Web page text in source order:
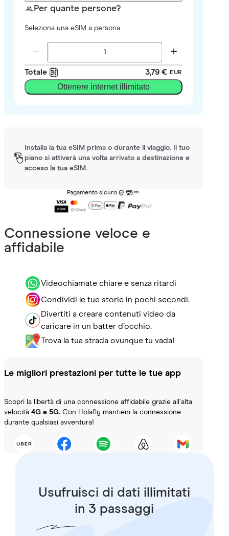
Per quante persone?
Seleziona una eSIM a persona
Totale 3,79 € EUR
Ottenere internet illimitato
Installa la tua eSIM prima o durante il viaggio. Il tuo
piano si attiverà una volta arrivato a destinazione e
acceso la tua eSIM.
Pagamento sicuro
Connessione veloce e
affidabile
Videochiamate chiare e senza ritardi
Condividi le tue storie in pochi secondi.
Divertiti a creare contenuti video da
caricare in un batter d’occhio.
Trova la tua strada ovunque tu vada!
Le migliori prestazioni per tutte le tue app
Scopri la libertà di una connessione affidabile grazie all’alta
velocità 4G e 5G. Con Holafly mantieni la connessione
durante qualsiasi avventura!
Usufruisci di dati illimitati
in 3 passaggi